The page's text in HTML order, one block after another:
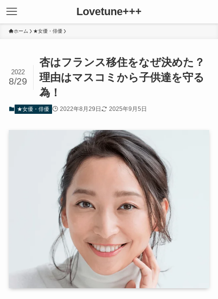
Lovetune+++
ホーム ★女優・俳優
杏はフランス移住をなぜ決めた？
理由はマスコミから子供達を守る
為！
2022
8/29
★女優・俳優 2022年8月29日 2025年9月5日